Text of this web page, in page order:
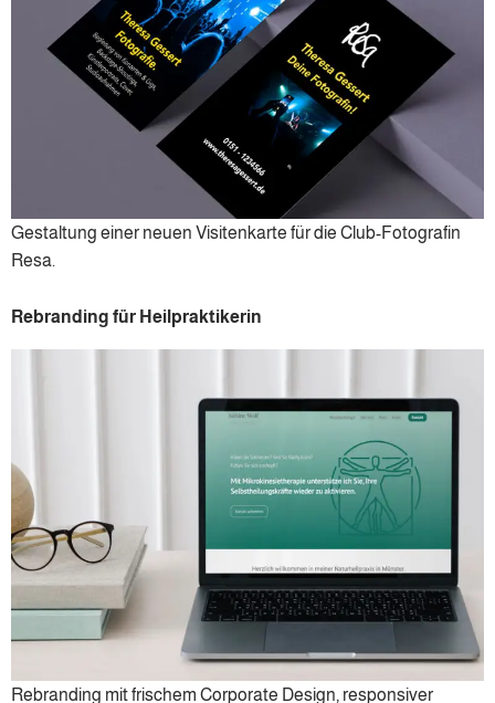
Gestaltung einer neuen Visitenkarte für die Club-Fotografin
Resa.
Rebranding für Heilpraktikerin
Rebranding mit frischem Corporate Design, responsiver